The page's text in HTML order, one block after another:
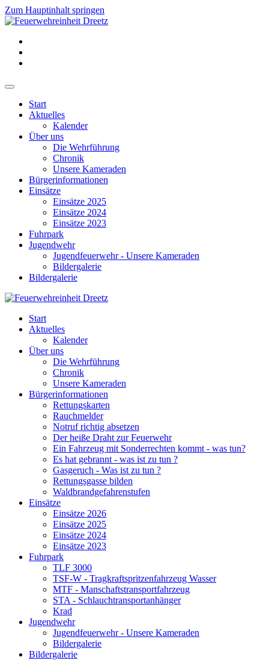
Zum Hauptinhalt springen
Start
Aktuelles
Kalender
Über uns
Die Wehrführung
Chronik
Unsere Kameraden
Bürgerinformationen
Einsätze
Einsätze 2025
Einsätze 2024
Einsätze 2023
Fuhrpark
Jugendwehr
Jugendfeuerwehr - Unsere Kameraden
Bildergalerie
Bildergalerie
Start
Aktuelles
Kalender
Über uns
Die Wehrführung
Chronik
Unsere Kameraden
Bürgerinformationen
Rettungskarten
Rauchmelder
Notruf richtig absetzen
Der heiße Draht zur Feuerwehr
Ein Fahrzeug mit Sonderrechten kommt - was tun?
Es hat gebrannt - was ist zu tun ?
Gasgeruch - Was ist zu tun ?
Rettungsgasse bilden
Waldbrandgefahrenstufen
Einsätze
Einsätze 2026
Einsätze 2025
Einsätze 2024
Einsätze 2023
Fuhrpark
TLF 3000
TSF-W - Tragkraftspritzenfahrzeug Wasser
MTF - Manschaftstransportfahrzeug
STA - Schlauchtransportanhänger
Krad
Jugendwehr
Jugendfeuerwehr - Unsere Kameraden
Bildergalerie
Bildergalerie